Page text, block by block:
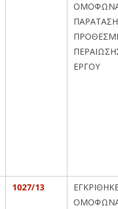
ΠΑΡΑΤΑΣΗ
ΕΡΓΟΥ
1027/13